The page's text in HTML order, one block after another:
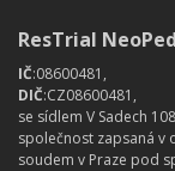
ResTrial
IČ:08600481,
DIČ:CZ08600481,
se sídlem V Sadech
společnost zapsaná v
soudem v Praze pod